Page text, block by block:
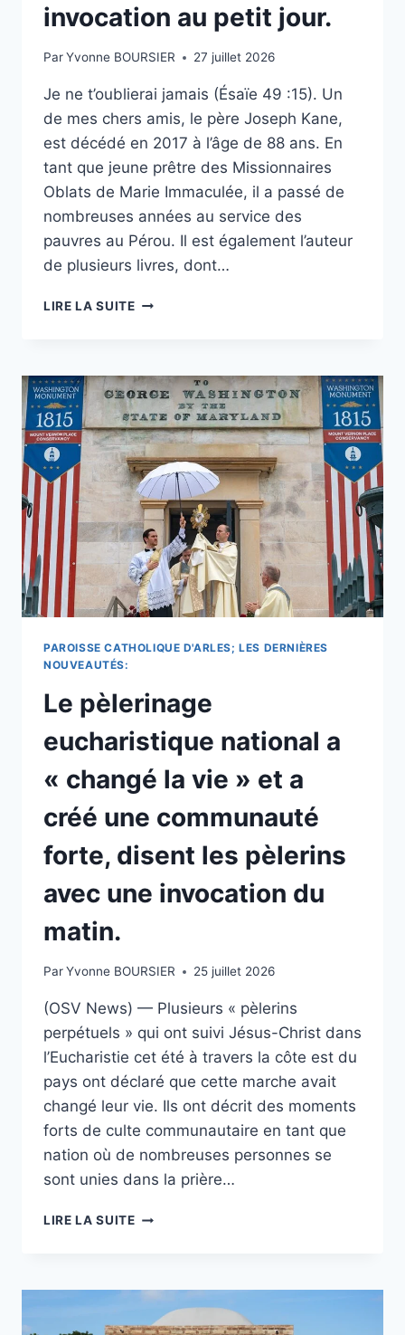
invocation au petit jour.
ParYvonne BOURSIER 27 juillet 2026
Je ne t’oublierai jamais (Ésaïe 49 :15). Un
de mes chers amis, le père Joseph Kane,
est décédé en 2017 à l’âge de 88 ans. En
tant que jeune prêtre des Missionnaires
Oblats de Marie Immaculée, il a passé de
nombreuses années au service des
pauvres au Pérou. Il est également l’auteur
de plusieurs livres, dont…
LIRE LA SUITEAUX
AUX
PERSONNES
ÂGÉES
–
« NAÎTRE
DE
NOUVEAU »
–
STAND
CATHOLIQUE
&
INVOCATION
AU
JOUR.
PAROISSE CATHOLIQUE D'ARLES; LES DERNIÈRES
NOUVEAUTÉS:
Le pèlerinage
eucharistique national a
« changé la vie » et a
créé une communauté
forte, disent les pèlerins
avec une invocation du
matin.
ParYvonne BOURSIER 25 juillet 2026
(OSV News) — Plusieurs « pèlerins
perpétuels » qui ont suivi Jésus-Christ dans
l’Eucharistie cet été à travers la côte est du
pays ont déclaré que cette marche avait
changé leur vie. Ils ont décrit des moments
forts de culte communautaire en tant que
nation où de nombreuses personnes se
sont unies dans la prière…
LIRE LA SUITELE
A
CHANGÉ